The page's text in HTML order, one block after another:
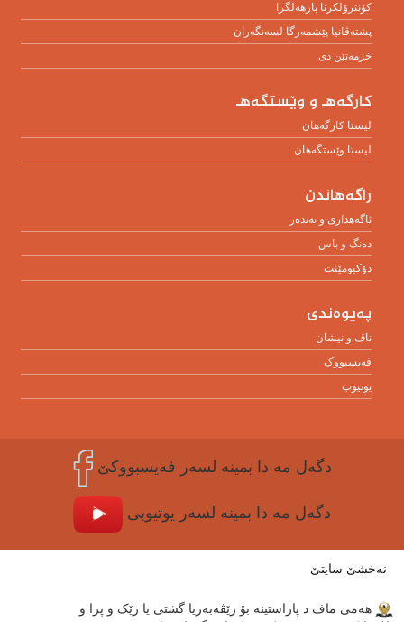
کۆنترۆلکرنا بارهەلگرا
پشتەڤانیا پێشمەرگا لسەنگەران
خزمەتێن دی
كارگەهـ و وێستگەهـ
لیستا کارگەهان
لیستا وێستگەهان
راگەهاندن
ئاگەهداری و تەندەر
دەنگ و باس
دۆکیومێنت
پەیوەندی
ناڤ و نیشان
فەیسبووک
یوتیوب
دگه‌ل مه‌ دا بمینه‌ لسه‌ر فه‌یسبووکێ
دگه‌ل مه‌ دا بمینه‌ لسه‌ر یوتیوبی
نەخشێ سایتێ
هه‌مى ماف د پاراستینه‌ بۆ رێڤه‌به‌ریا گشتى یا رێک و پرا و